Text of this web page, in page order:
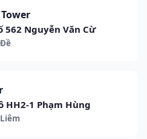
562 Nguyễn Văn Cừ
HH2-1 Phạm Hùng